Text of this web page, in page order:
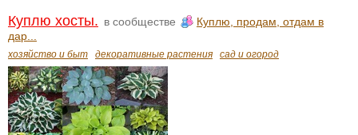
Куплю хосты. в сообществе
Куплю, продам, отдам в
дар...
хозяйство и быт декоративные растения сад и огород